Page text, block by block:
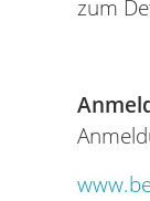
zum